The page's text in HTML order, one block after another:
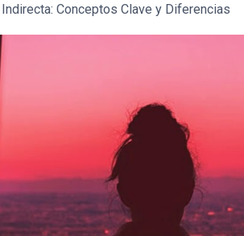
Conceptos Clave y Diferencias